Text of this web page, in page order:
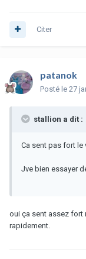
Citer
patanok
Posté le 27
stallion a dit :
Ca sent pas fort le
Jve bien essayer
oui ça sent assez fort
rapidement.